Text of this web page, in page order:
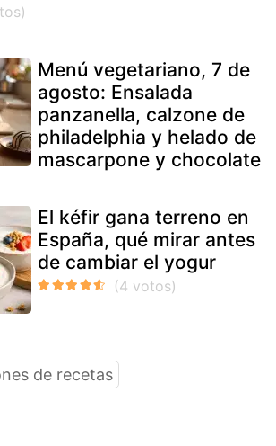
Menú vegetariano, 7 de
agosto: Ensalada
panzanella, calzone de
philadelphia y helado de
mascarpone y chocolate
El kéfir gana terreno en
España, qué mirar antes
de cambiar el yogur
de recetas